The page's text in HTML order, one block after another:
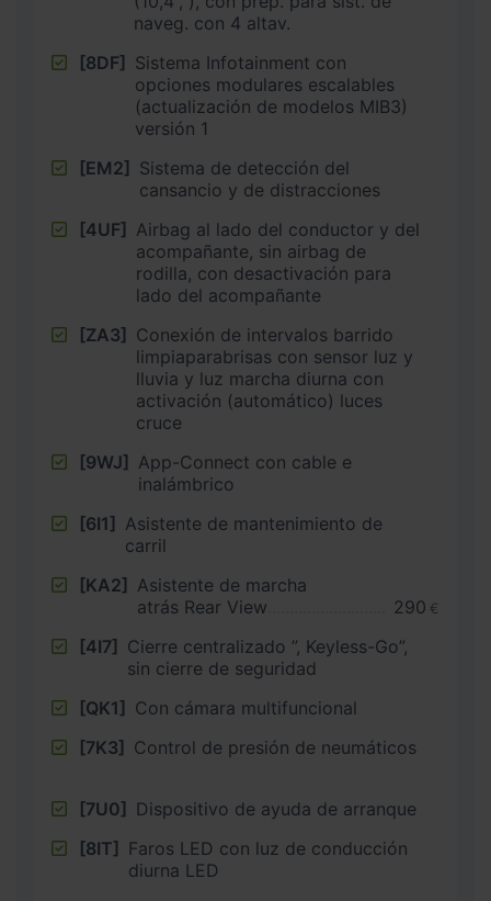
naveg. con 4 altav.
[8DF] Sistema Infotainment con
opciones modulares escalables
(actualización de modelos MIB3)
versión 1
[EM2] Sistema de detección del
cansancio y de distracciones
[4UF] Airbag al lado del conductor y del
acompañante, sin airbag de
rodilla, con desactivación para
lado del acompañante
[ZA3] Conexión de intervalos barrido
limpiaparabrisas con sensor luz y
lluvia y luz marcha diurna con
activación (automático) luces
cruce
[9WJ] App-Connect con cable e
inalámbrico
[6I1] Asistente de mantenimiento de
carril
[KA2] Asistente de marcha
atrás Rear View
290 €
[4I7] Cierre centralizado ”, Keyless-Go”,
sin cierre de seguridad
[QK1] Con cámara multifuncional
[7K3] Control de presión de neumáticos
[7U0] Dispositivo de ayuda de arranque
[8IT] Faros LED con luz de conducción
diurna LED